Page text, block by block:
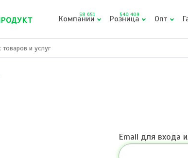
Компании
58 651 Розница
540 409 Опт
Email для входа